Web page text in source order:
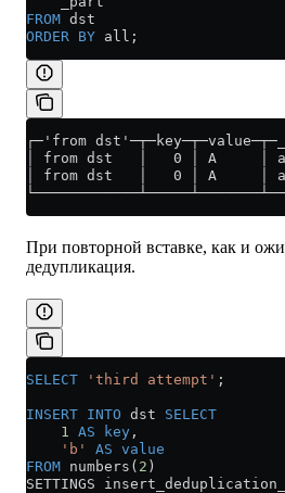
FROM dst
ORDER BY all;
┌─'from
│ from dst   │   0 │ A     │
│ from dst   │   0 │ A     │
При повторной вставке, как и
дедупликация.
SELECT 'third attempt' ;
INSERT INTO dst SELECT
    1
AS key ,
    'b'
AS value
FROM numbers( 2 )
SETTINGS